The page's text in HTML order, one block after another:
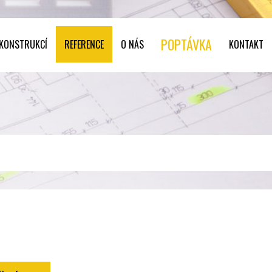
REFERENCE O NÁS POPTÁVKA KONTAKT